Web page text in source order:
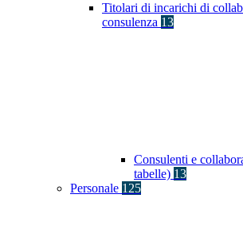
Titolari di incarichi di
consulenza 13
Consulenti e
tabelle) 13
Personale 125